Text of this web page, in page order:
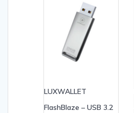
LUXWALLET
FlashBlaze – USB 3.2